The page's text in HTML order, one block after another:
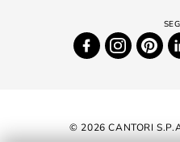
© 2026 CANTORI